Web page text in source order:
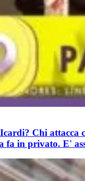
Chi attacca
fa in privato. E'